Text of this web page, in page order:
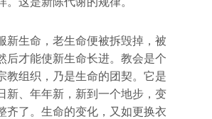
新生命，老生命便被拆毁掉，被
后才能使新生命长进。教会是个
教组织，乃是生命的团契。它是
新、年年新，新到一个地步，变
齐了。生命的变化，又如更换衣